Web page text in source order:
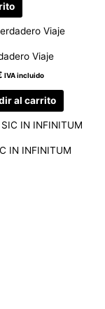
Viaje
IVA incluido
al carrito
IN INFINITUM